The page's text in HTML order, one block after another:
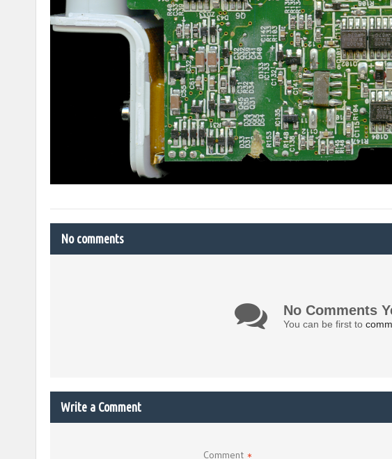
No comments
No Comments
You can be first to
Write a Comment
Comment